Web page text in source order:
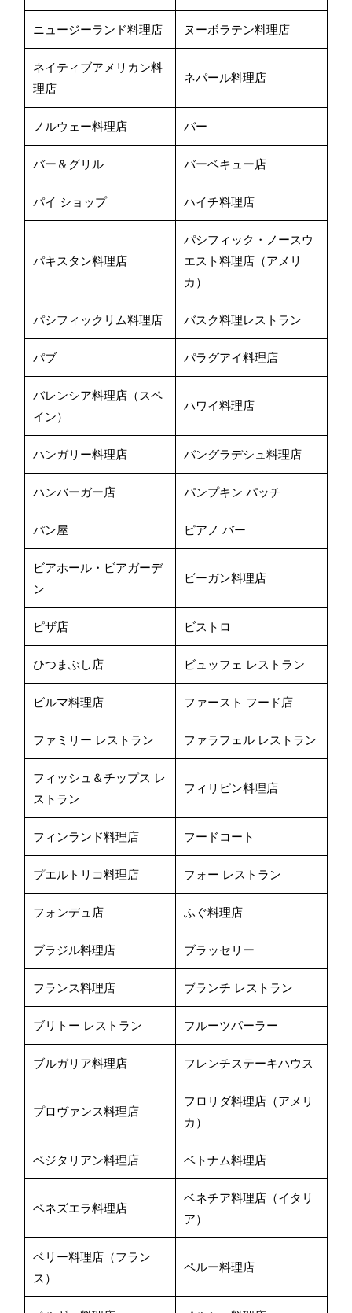
ニュージーランド料理店 ヌーボラテン料理店
ネイティブアメリカン料
理店
ネパール料理店
ノルウェー料理店 バー
バー＆グリル バーベキュー店
パイ ショップ ハイチ料理店
パキスタン料理店
パシフィック・ノースウ
エスト料理店（アメリ
カ）
パシフィックリム料理店 バスク料理レストラン
パブ パラグアイ料理店
バレンシア料理店（スペ
イン）
ハワイ料理店
ハンガリー料理店 バングラデシュ料理店
ハンバーガー店 パンプキン パッチ
パン屋 ピアノ バー
ビアホール・ビアガーデ
ン
ビーガン料理店
ピザ店 ビストロ
ひつまぶし店 ビュッフェ レストラン
ビルマ料理店 ファースト フード店
ファミリー レストラン ファラフェル レストラン
フィッシュ＆チップス レ
ストラン
フィリピン料理店
フィンランド料理店 フードコート
プエルトリコ料理店 フォー レストラン
フォンデュ店 ふぐ料理店
ブラジル料理店 ブラッセリー
フランス料理店 ブランチ レストラン
ブリトー レストラン フルーツパーラー
ブルガリア料理店 フレンチステーキハウス
プロヴァンス料理店
フロリダ料理店（アメリ
カ）
ベジタリアン料理店 ベトナム料理店
ベネズエラ料理店
ベネチア料理店（イタリ
ア）
ベリー料理店（フラン
ス）
ペルー料理店